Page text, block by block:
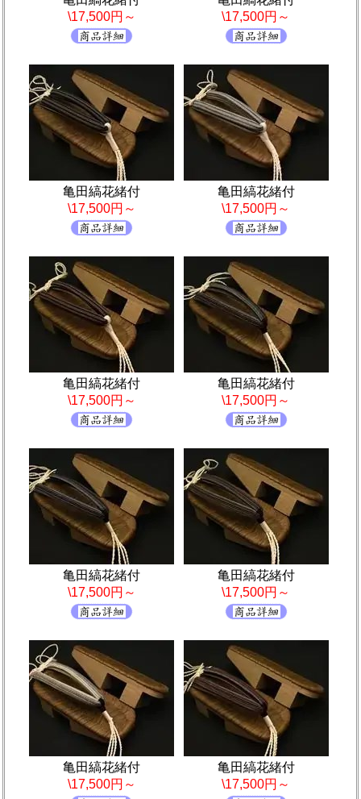
\17,500円～
\17,500円～
亀田縞花緒付
\17,500円～
亀田縞花緒付
\17,500円～
亀田縞花緒付
\17,500円～
亀田縞花緒付
\17,500円～
亀田縞花緒付
\17,500円～
亀田縞花緒付
\17,500円～
亀田縞花緒付
\17,500円～
亀田縞花緒付
\17,500円～